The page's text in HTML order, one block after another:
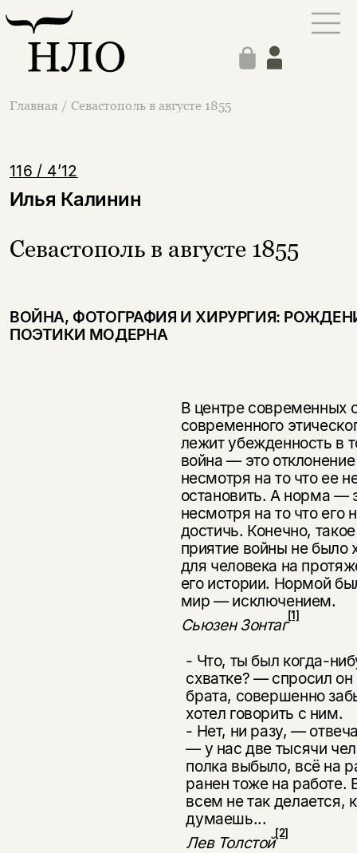
Главная / Севастополь в августе 1855
116 / 4’12
Илья Калинин
Севастополь в августе 1855
ВОЙНА, ФОТОГРАФИЯ И ХИРУРГИЯ:
ПОЭТИКИ МОДЕРНА
В центре современных
современ­ного
лежит убежденность в
война — это
несмотря на то что ее
остано­вить. А норма —
несмотря на то что его
достичь. Конечно,
приятие войны не было
для чело­века на
его истории. Нор­мой
мир — исключением.
Сьюзен Зонтаг[1]
- Что, ты был когда-
схватке? — спросил он
брата, совершенно
хотел говорить с ним.
- Нет, ни разу, —
— у нас две тысячи
полка выбыло, всё на
ранен тоже на работе.
всем не так делается,
думаешь...
Лев Толстой[2]